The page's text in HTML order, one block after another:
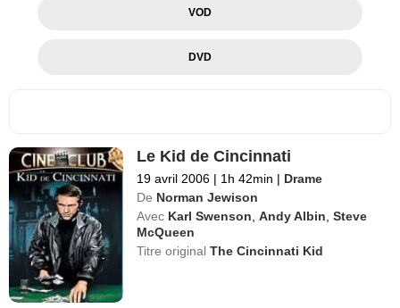
VOD
DVD
Le Kid de Cincinnati
19 avril 2006 | 1h 42min | Drame
De Norman Jewison
Avec Karl Swenson ,Andy Albin ,Steve
McQueen
Titre originalThe Cincinnati Kid